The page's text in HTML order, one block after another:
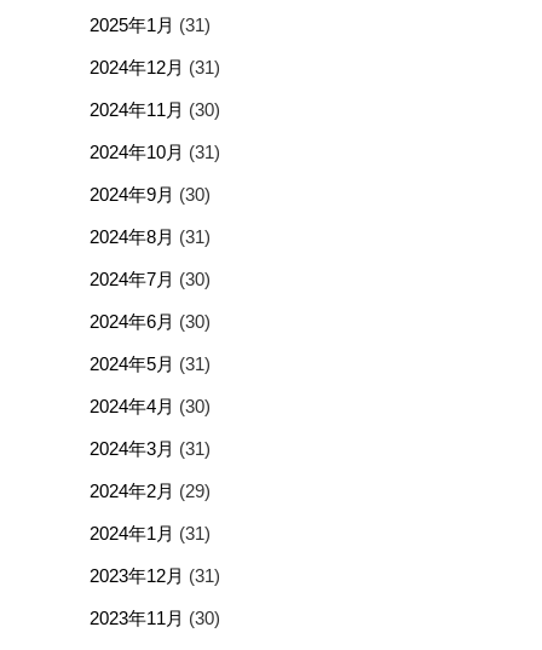
2025年1月 (31)
2024年12月 (31)
2024年11月 (30)
2024年10月 (31)
2024年9月 (30)
2024年8月 (31)
2024年7月 (30)
2024年6月 (30)
2024年5月 (31)
2024年4月 (30)
2024年3月 (31)
2024年2月 (29)
2024年1月 (31)
2023年12月 (31)
2023年11月 (30)